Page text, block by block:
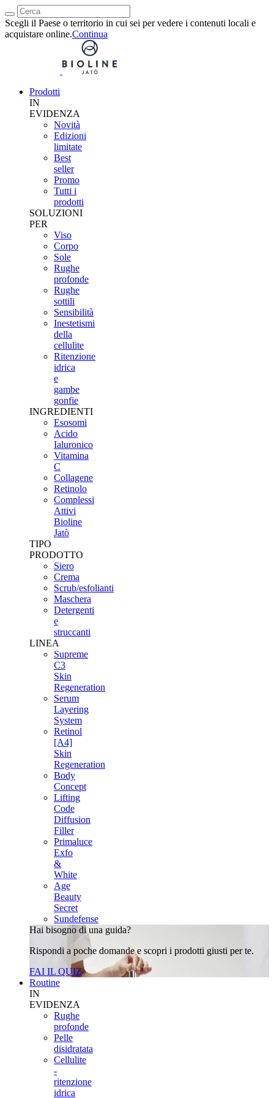
Scegli il Paese o territorio in cui sei per vedere i contenuti locali e
acquistare online.Continua
Prodotti
IN
EVIDENZA
Novità
Edizioni
limitate
Best
seller
Promo
Tutti i
prodotti
SOLUZIONI
PER
Viso
Corpo
Sole
Rughe
profonde
Rughe
sottili
Sensibilità
Inestetismi
della
cellulite
Ritenzione
idrica
e
gambe
gonfie
INGREDIENTI
Esosomi
Acido
Ialuronico
Vitamina
C
Collagene
Retinolo
Complessi
Attivi
Bioline
Jatò
TIPO
PRODOTTO
Siero
Crema
Scrub/esfolianti
Maschera
Detergenti
e
struccanti
LINEA
Supreme
C3
Skin
Regeneration
Serum
Layering
System
Retinol
[A4]
Skin
Regeneration
Body
Concept
Lifting
Code
Diffusion
Filler
Primaluce
Exfo
&
White
Age
Beauty
Secret
Sundefense
Hai bisogno di una guida?
Rispondi a poche domande e scopri i prodotti giusti per te.
FAI IL QUIZ
Routine
IN
EVIDENZA
Rughe
profonde
Pelle
disidratata
Cellulite
-
ritenzione
idrica